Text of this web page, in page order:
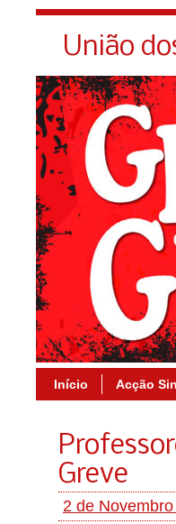
União
Início Acção
Greve
2 de